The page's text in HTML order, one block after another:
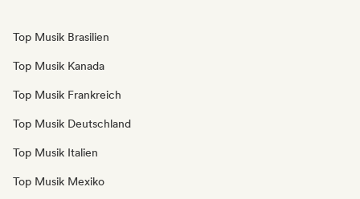
Top Musik Brasilien
Top Musik Kanada
Top Musik Frankreich
Top Musik Deutschland
Top Musik Italien
Top Musik Mexiko